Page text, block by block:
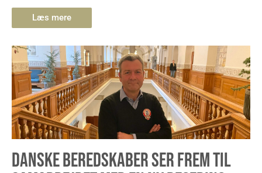
Læs mere
DANSKE BEREDSKABER SER FREM TIL